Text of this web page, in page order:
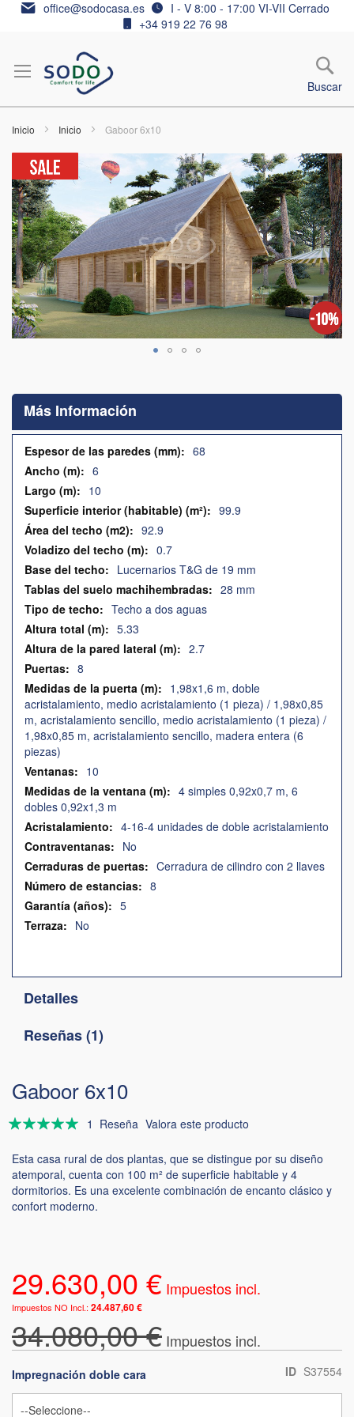
Ir
office@sodocasa.es
I - V 8:00 - 17:00 VI-VII Cerrado
+34 919 22 76 98
Buscar
Inicio Inicio Gaboor 6x10
Gaboor 6x10
Valoración:
1 Reseña Valora este producto
Esta casa rural de dos plantas, que se distingue por su diseño
atemporal, cuenta con 100 m² de superficie habitable y 4
dormitorios. Es una excelente combinación de encanto clásico y
confort moderno.
29.630,00 €
24.487,60 €
34.080,00 €
ID S37554
Impregnación doble cara
Saltar
al
final
de
la
galería
de
imágenes
comienzo
la
galería
imágenes
Más Información
Más
Información
68
6
10
99.9
92.9
0.7
Lucernarios T&G de 19 mm
28 mm
Techo a dos aguas
5.33
2.7
8
1,98x1,6 m, doble
acristalamiento, medio acristalamiento (1 pieza) / 1,98x0,85
m, acristalamiento sencillo, medio acristalamiento (1 pieza) /
1,98x0,85 m, acristalamiento sencillo, madera entera (6
piezas)
10
4 simples 0,92x0,7 m, 6
dobles 0,92x1,3 m
4-16-4 unidades de doble acristalamiento
No
Cerradura de cilindro con 2 llaves
8
5
No
Detalles
Reseñas 1